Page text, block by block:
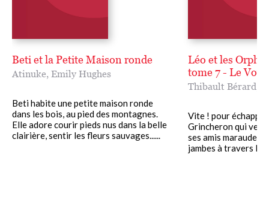
Beti et la Petite Maison ronde
Atinuke, Emily Hughes
Beti habite une petite maison ronde
dans les bois, au pied des montagnes.
Elle adore courir pieds nus dans la belle
clairière, sentir les fleurs sauvages......
Léo et les
tome 7 - Le
Thibault Bérard
Vite ! pour
Grincheron qui
ses amis
jambes à travers